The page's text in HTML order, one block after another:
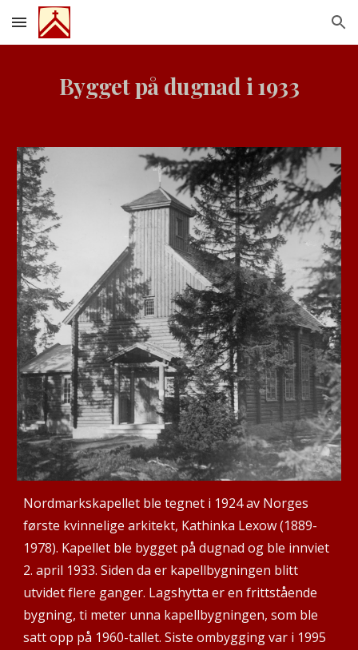
Skip to main content Skip to navigation
Bygget på dugnad i 1933
Nordmarkskapellet ble tegnet i 1924 av Norges
første kvinnelige arkitekt, Kathinka Lexow (1889-
1978). Kapellet ble bygget på dugnad og ble innviet
2. april 1933. Siden da er kapellbygningen blitt
utvidet flere ganger. Lagshytta er en frittstående
bygning, ti meter unna kapellbygningen, som ble
satt opp på 1960-tallet. Siste ombygging var i 1995